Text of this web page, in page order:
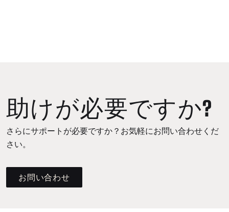
助けが必要ですか?
さらにサポートが必要ですか？お気軽にお問い合わせくだ
さい。
お問い合わせ